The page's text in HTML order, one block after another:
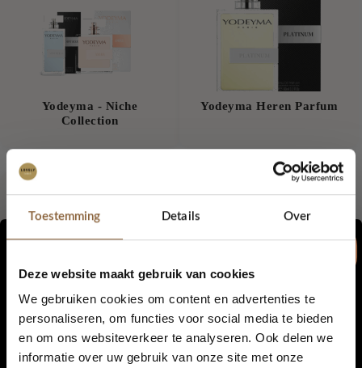
Toestemming Details Over
Deze website maakt gebruik van cookies
We gebruiken cookies om content en advertenties te
personaliseren, om functies voor social media te bieden
en om ons websiteverkeer te analyseren. Ook delen we
informatie over uw gebruik van onze site met onze
Yodeyma - Niche
Collection
Yodeyma Heren Parfum
Yodeyma Dames Parfum
5% korting...